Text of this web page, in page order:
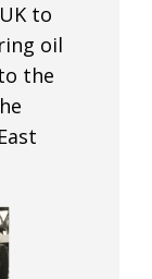
to
oil
the